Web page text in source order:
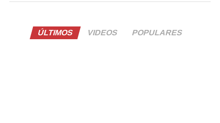
ÚLTIMOS VIDEOS POPULARES